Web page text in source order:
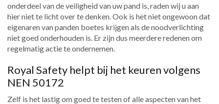
onderdeel van de veiligheid van uw pand is, raden wij u aan
hier niet te licht over te denken. Ook is het niet ongewoon dat
eigenaren van panden boetes krijgen als de noodverlichting
niet goed onderhouden is. Er zijn dus meerdere redenen om
regelmatig actie te ondernemen.
Royal Safety helpt bij het keuren volgens
NEN 50172
Zelf is het lastig om goed te testen of alle aspecten van het